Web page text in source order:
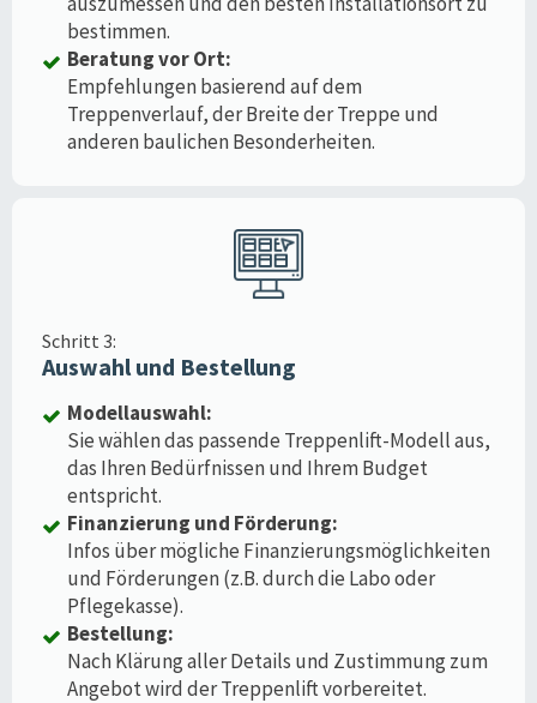
bestimmen.
Beratung vor Ort:
Empfehlungen basierend auf dem
Treppenverlauf, der Breite der Treppe und
anderen baulichen Besonderheiten.
Schritt 3:
Auswahl und Bestellung
Modellauswahl:
Sie wählen das passende Treppenlift-Modell aus,
das Ihren Bedürfnissen und Ihrem Budget
entspricht.
Finanzierung und Förderung:
Infos über mögliche Finanzierungsmöglichkeiten
und Förderungen (z.B. durch die Labo oder
Pflegekasse).
Bestellung:
Nach Klärung aller Details und Zustimmung zum
Angebot wird der Treppenlift vorbereitet.